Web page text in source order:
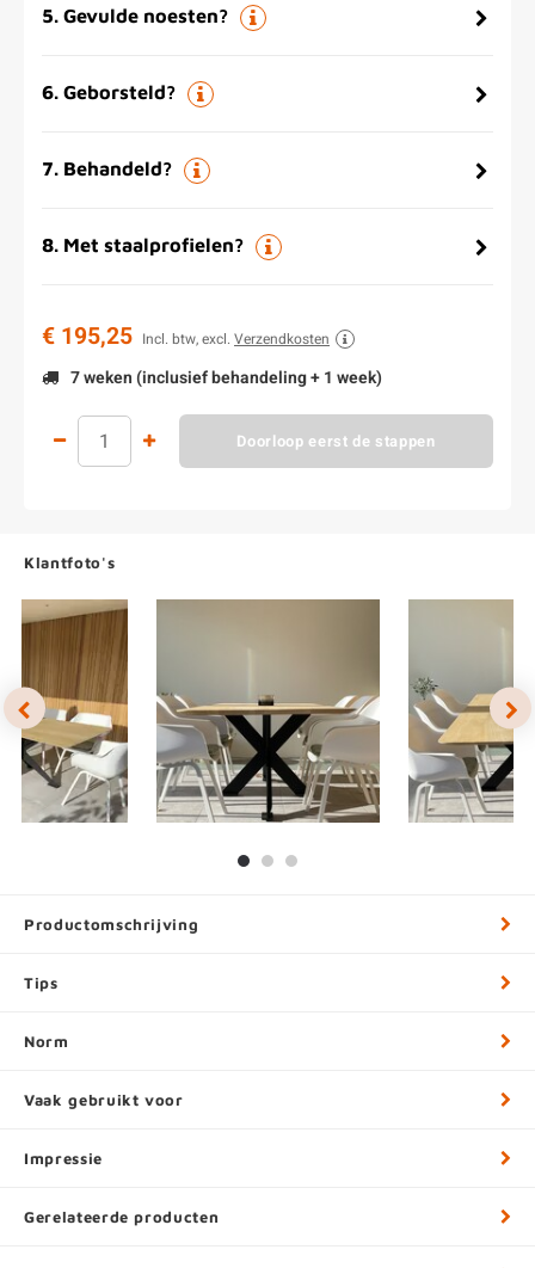
5. Gevulde noesten?
6. Geborsteld?
7. Behandeld?
8. Met staalprofielen?
€ 195,25 Incl. btw, excl. Verzendkosten
7 weken (inclusief behandeling + 1 week)
Doorloop eerst de stappen
Klantfoto's
Productomschrijving
Tips
Norm
Vaak gebruikt voor
Impressie
Gerelateerde producten